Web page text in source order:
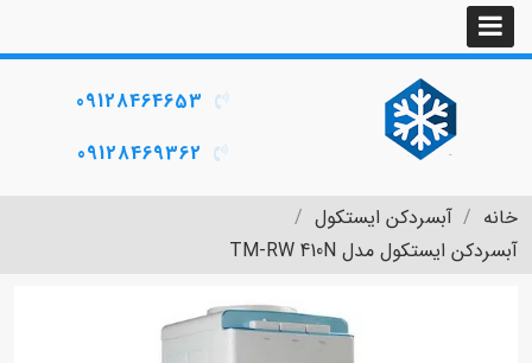
09128464653
09128469362
خانه
آبسردکن ایستکول
آبسردکن ایستکول مدل TM-RW 410N